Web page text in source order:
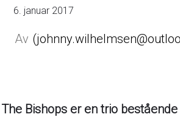
6. januar 2017
The Bishops er en trio